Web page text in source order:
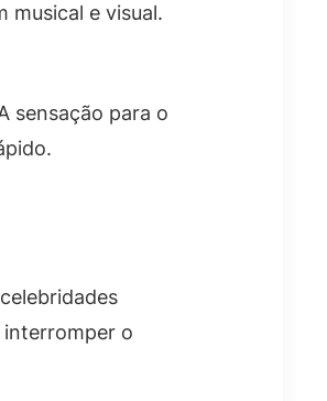
musical e visual.
sensação para o
o